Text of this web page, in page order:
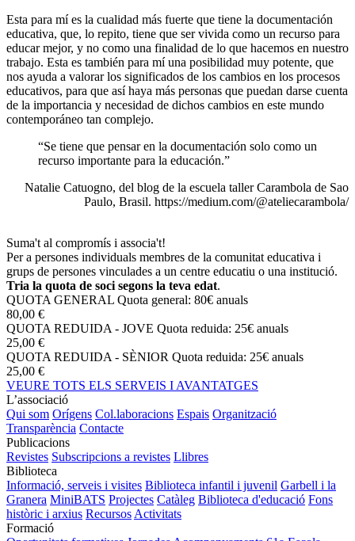
Esta para mí es la cualidad más fuerte que tiene la documentación
educativa, que, lo repito, tiene que ser vivida como un recurso para
educar mejor, y no como una finalidad de lo que hacemos en nuestro
trabajo. Esta es también para mí una posibilidad muy potente, que
nos ayuda a valorar los significados de los cambios en los procesos
educativos, para que así haya más personas que puedan darse cuenta
de la importancia y necesidad de dichos cambios en este mundo
contemporáneo tan complejo.
“Se tiene que pensar en la documentación solo como un
recurso importante para la educación.”
Natalie Catuogno, del blog de la escuela taller Carambola de Sao
Paulo, Brasil. https://medium.com/@ateliecarambola/
Suma't al compromís i associa't!
Per a persones individuals membres de la comunitat educativa i
grups de persones vinculades a un centre educatiu o una institució.
Tria la quota de soci segons la teva edat.
QUOTA GENERAL Quota general: 80€ anuals
80,00 €
QUOTA REDUIDA - JOVE Quota reduida: 25€ anuals
25,00 €
QUOTA REDUIDA - SÈNIOR Quota reduida: 25€ anuals
25,00 €
VEURE TOTS ELS SERVEIS I AVANTATGES
L’associació
Qui som Orígens Col.laboracions Espais Organització
Transparència Contacte
Publicacions
Revistes Subscripcions a revistes Llibres
Biblioteca
Informació, serveis i visites Biblioteca infantil i juvenil Garbell i la
Granera MiniBATS Projectes Catàleg Biblioteca d'educació Fons
històric i arxius Recursos Activitats
Formació